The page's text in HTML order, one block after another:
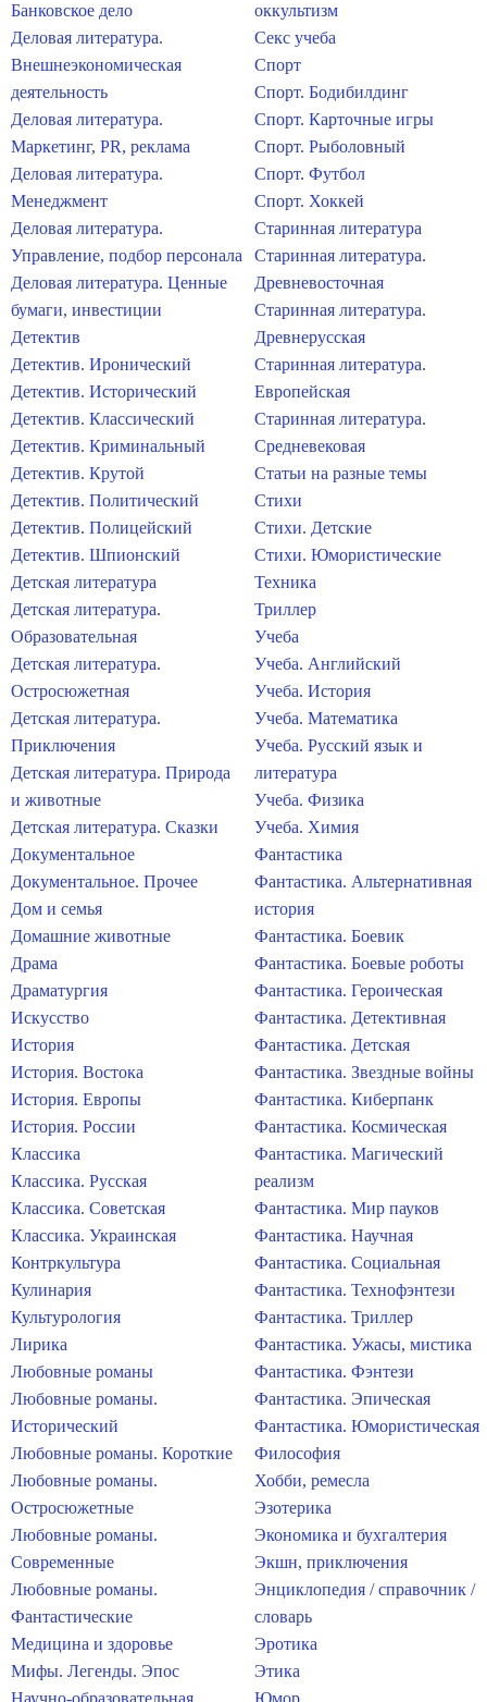
Банковское дело
Деловая литература.
Внешнеэкономическая
деятельность
Деловая литература.
Маркетинг, PR, реклама
Деловая литература.
Менеджмент
Деловая литература.
Управление, подбор персонала
Деловая литература. Ценные
бумаги, инвестиции
Детектив
Детектив. Иронический
Детектив. Исторический
Детектив. Классический
Детектив. Криминальный
Детектив. Крутой
Детектив. Политический
Детектив. Полицейский
Детектив. Шпионский
Детская литература
Детская литература.
Образовательная
Детская литература.
Остросюжетная
Детская литература.
Приключения
Детская литература. Природа
и животные
Детская литература. Сказки
Документальное
Документальное. Прочее
Дом и семья
Домашние животные
Драма
Драматургия
Искусство
История
История. Востока
История. Европы
История. России
Классика
Классика. Русская
Классика. Советская
Классика. Украинская
Контркультура
Кулинария
Культурология
Лирика
Любовные романы
Любовные романы.
Исторический
Любовные романы. Короткие
Любовные романы.
Остросюжетные
Любовные романы.
Современные
Любовные романы.
Фантастические
Медицина и здоровье
Мифы. Легенды. Эпос
Научно-образовательная
оккультизм
Секс учеба
Спорт
Спорт. Бодибилдинг
Спорт. Карточные игры
Спорт. Рыболовный
Спорт. Футбол
Спорт. Хоккей
Старинная литература
Старинная литература.
Древневосточная
Старинная литература.
Древнерусская
Старинная литература.
Европейская
Старинная литература.
Средневековая
Статьи на разные темы
Стихи
Стихи. Детские
Стихи. Юмористические
Техника
Триллер
Учеба
Учеба. Английский
Учеба. История
Учеба. Математика
Учеба. Русский язык и
литература
Учеба. Физика
Учеба. Химия
Фантастика
Фантастика. Альтернативная
история
Фантастика. Боевик
Фантастика. Боевые роботы
Фантастика. Героическая
Фантастика. Детективная
Фантастика. Детская
Фантастика. Звездные войны
Фантастика. Киберпанк
Фантастика. Космическая
Фантастика. Магический
реализм
Фантастика. Мир пауков
Фантастика. Научная
Фантастика. Социальная
Фантастика. Технофэнтези
Фантастика. Триллер
Фантастика. Ужасы, мистика
Фантастика. Фэнтези
Фантастика. Эпическая
Фантастика. Юмористическая
Философия
Хобби, ремесла
Эзотерика
Экономика и бухгалтерия
Экшн, приключения
Энциклопедия / справочник /
словарь
Эротика
Этика
Юмор